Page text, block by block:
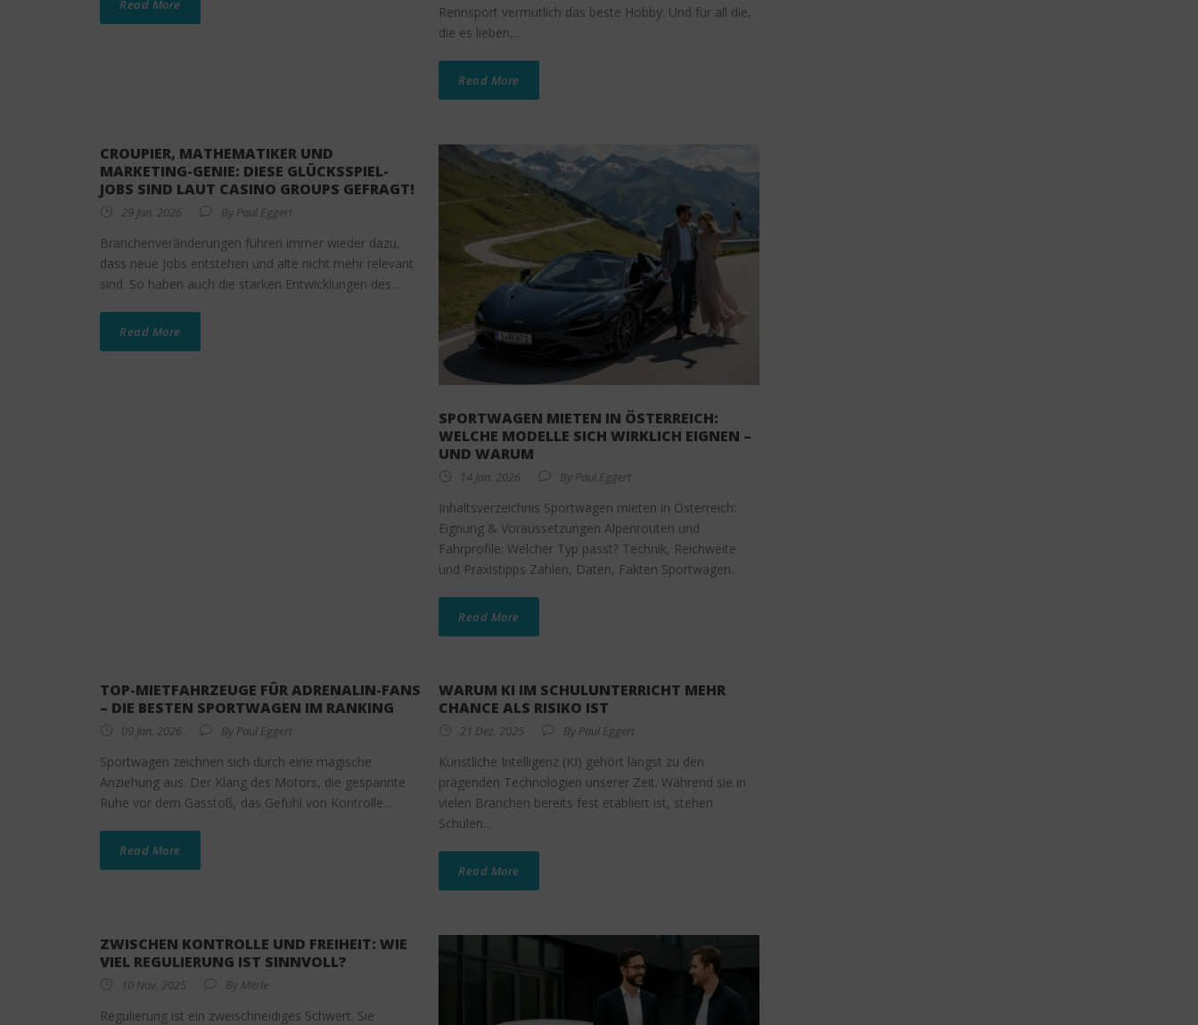
Read More
Rennsport vermutlich das beste Hobby. Und für all die,
die es lieben,...
Read More
CROUPIER, MATHEMATIKER UND
MARKETING-GENIE: DIESE GLÜCKSSPIEL-
JOBS SIND LAUT CASINO GROUPS GEFRAGT!
29 Jan. 2026 By Paul Eggert
Branchenveränderungen führen immer wieder dazu,
dass neue Jobs entstehen und alte nicht mehr relevant
sind. So haben auch die starken Entwicklungen des...
Read More
SPORTWAGEN MIETEN IN ÖSTERREICH:
WELCHE MODELLE SICH WIRKLICH EIGNEN –
UND WARUM
14 Jan. 2026 By Paul Eggert
Inhaltsverzeichnis Sportwagen mieten in Österreich:
Eignung & Voraussetzungen Alpenrouten und
Fahrprofile: Welcher Typ passt? Technik, Reichweite
und Praxistipps Zahlen, Daten, Fakten Sportwagen...
Read More
TOP-MIETFAHRZEUGE FÜR ADRENALIN-FANS
– DIE BESTEN SPORTWAGEN IM RANKING
09 Jan. 2026 By Paul Eggert
Sportwagen zeichnen sich durch eine magische
Anziehung aus. Der Klang des Motors, die gespannte
Ruhe vor dem Gasstoß, das Gefühl von Kontrolle...
Read More
WARUM KI IM SCHULUNTERRICHT MEHR
CHANCE ALS RISIKO IST
21 Dez. 2025 By Paul Eggert
Künstliche Intelligenz (KI) gehört längst zu den
prägenden Technologien unserer Zeit. Während sie in
vielen Branchen bereits fest etabliert ist, stehen
Schulen...
Read More
ZWISCHEN KONTROLLE UND FREIHEIT: WIE
VIEL REGULIERUNG IST SINNVOLL?
10 Nov. 2025 By Merle
Regulierung ist ein zweischneidiges Schwert. Sie